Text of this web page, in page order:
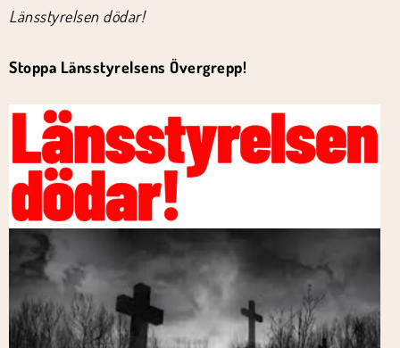
Länsstyrelsen dödar!
Stoppa Länsstyrelsens Övergrepp!